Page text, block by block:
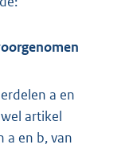
a en
artikel
a en b, van